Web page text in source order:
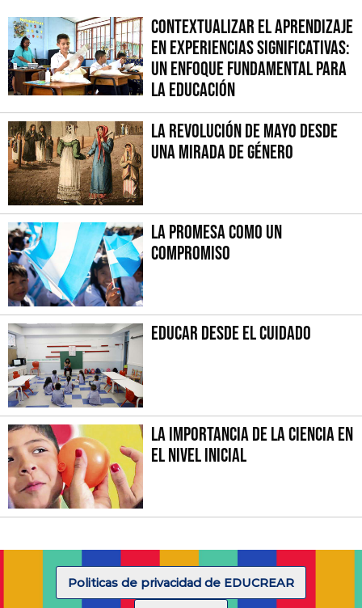
Contextualizar el Aprendizaje
en Experiencias Significativas:
Un Enfoque fundamental para
la Educación
La Revolución de Mayo desde
una mirada de género
La promesa como un
compromiso
Educar desde el cuidado
La importancia de la Ciencia en
el Nivel Inicial
Politicas de privacidad de EDUCREAR